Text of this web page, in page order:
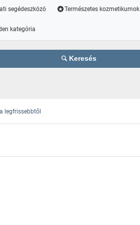
segédeszközö Természetes kozmetikumok
kategória
Keresés
legfrissebbtől